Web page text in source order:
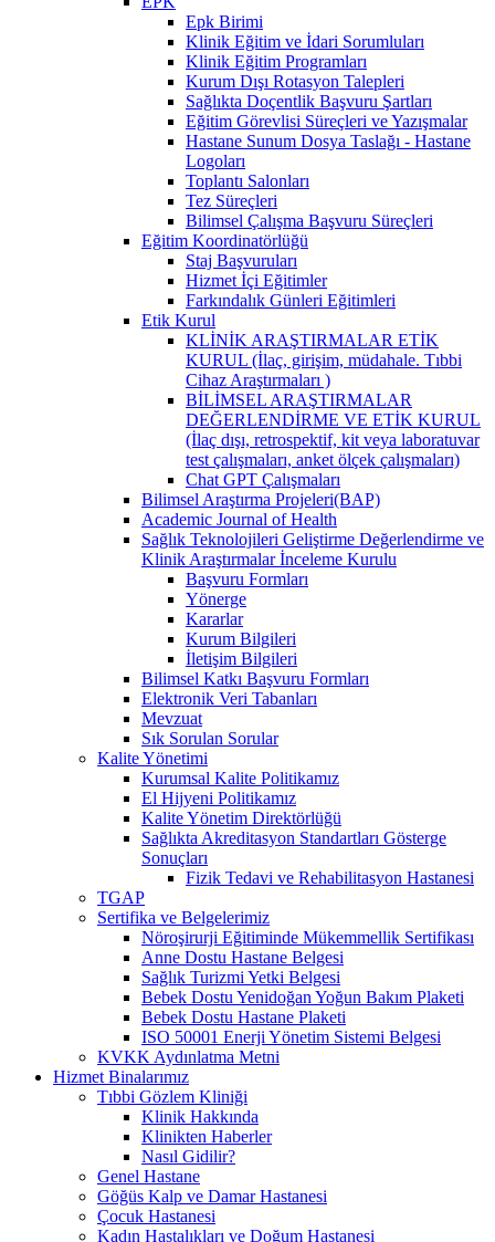
Epk Birimi
Klinik Eğitim ve İdari Sorumluları
Klinik Eğitim Programları
Kurum Dışı Rotasyon Talepleri
Sağlıkta Doçentlik Başvuru Şartları
Eğitim Görevlisi Süreçleri ve Yazışmalar
Hastane Sunum Dosya Taslağı - Hastane
Logoları
Toplantı Salonları
Tez Süreçleri
Bilimsel Çalışma Başvuru Süreçleri
Eğitim Koordinatörlüğü
Staj Başvuruları
Hizmet İçi Eğitimler
Farkındalık Günleri Eğitimleri
Etik Kurul
KLİNİK ARAŞTIRMALAR ETİK
KURUL (İlaç, girişim, müdahale. Tıbbi
Cihaz Araştırmaları )
BİLİMSEL ARAŞTIRMALAR
DEĞERLENDİRME VE ETİK KURUL
(İlaç dışı, retrospektif, kit veya laboratuvar
test çalışmaları, anket ölçek çalışmaları)
Chat GPT Çalışmaları
Bilimsel Araştırma Projeleri(BAP)
Academic Journal of Health
Sağlık Teknolojileri Geliştirme Değerlendirme ve
Klinik Araştırmalar İnceleme Kurulu
Başvuru Formları
Yönerge
Kararlar
Kurum Bilgileri
İletişim Bilgileri
Bilimsel Katkı Başvuru Formları
Elektronik Veri Tabanları
Mevzuat
Sık Sorulan Sorular
Kalite Yönetimi
Kurumsal Kalite Politikamız
El Hijyeni Politikamız
Kalite Yönetim Direktörlüğü
Sağlıkta Akreditasyon Standartları Gösterge
Sonuçları
Fizik Tedavi ve Rehabilitasyon Hastanesi
TGAP
Sertifika ve Belgelerimiz
Nöroşirurji Eğitiminde Mükemmellik Sertifikası
Anne Dostu Hastane Belgesi
Sağlık Turizmi Yetki Belgesi
Bebek Dostu Yenidoğan Yoğun Bakım Plaketi
Bebek Dostu Hastane Plaketi
ISO 50001 Enerji Yönetim Sistemi Belgesi
KVKK Aydınlatma Metni
Hizmet Binalarımız
Tıbbi Gözlem Kliniği
Klinik Hakkında
Klinikten Haberler
Nasıl Gidilir?
Genel Hastane
Göğüs Kalp ve Damar Hastanesi
Çocuk Hastanesi
Kadın Hastalıkları ve Doğum Hastanesi